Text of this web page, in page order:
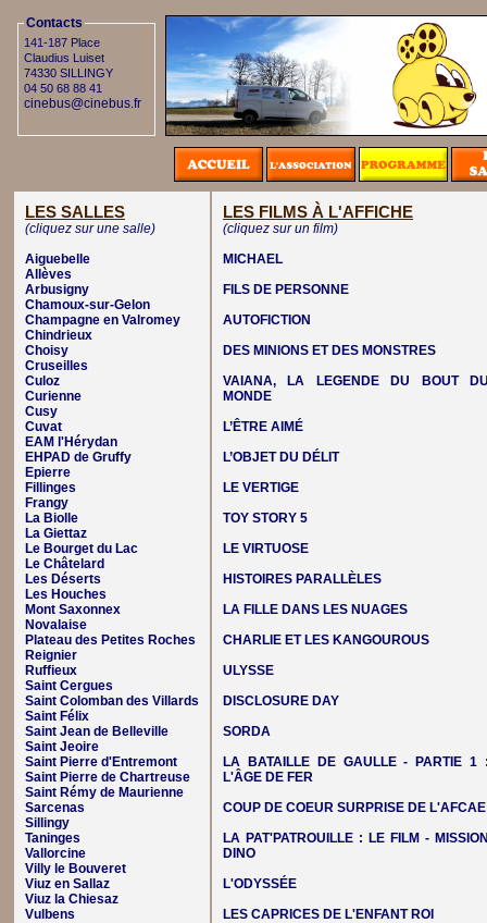
Contacts
141-187 Place
Claudius Luiset
74330 SILLINGY
04 50 68 88 41
cinebus@cinebus.fr
LES SALLES
(cliquez sur une salle)
Aiguebelle
Allèves
Arbusigny
Chamoux-sur-Gelon
Champagne en Valromey
Chindrieux
Choisy
Cruseilles
Culoz
Curienne
Cusy
Cuvat
EAM l'Hérydan
EHPAD de Gruffy
Epierre
Fillinges
Frangy
La Biolle
La Giettaz
Le Bourget du Lac
Le Châtelard
Les Déserts
Les Houches
Mont Saxonnex
Novalaise
Plateau des Petites Roches
Reignier
Ruffieux
Saint Cergues
Saint Colomban des Villards
Saint Félix
Saint Jean de Belleville
Saint Jeoire
Saint Pierre d'Entremont
Saint Pierre de Chartreuse
Saint Rémy de Maurienne
Sarcenas
Sillingy
Taninges
Vallorcine
Villy le Bouveret
Viuz en Sallaz
Viuz la Chiesaz
Vulbens
LES FILMS À L'AFFICHE
(cliquez sur un film)
MICHAEL
FILS DE PERSONNE
AUTOFICTION
DES MINIONS ET DES MONSTRES
VAIANA, LA LEGENDE DU BOUT
MONDE
L’ÊTRE AIMÉ
L’OBJET DU DÉLIT
LE VERTIGE
TOY STORY 5
LE VIRTUOSE
HISTOIRES PARALLÈLES
LA FILLE DANS LES NUAGES
CHARLIE ET LES KANGOUROUS
ULYSSE
DISCLOSURE DAY
SORDA
LA BATAILLE DE GAULLE - PARTIE 1
L'ÂGE DE FER
COUP DE COEUR SURPRISE DE L'AFCAE
LA PAT'PATROUILLE : LE FILM -
DINO
L'ODYSSÉE
LES CAPRICES DE L'ENFANT ROI